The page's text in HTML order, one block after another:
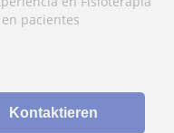
pacientes
Kontaktieren